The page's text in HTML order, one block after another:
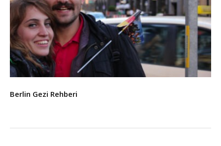
Berlin Gezi Rehberi